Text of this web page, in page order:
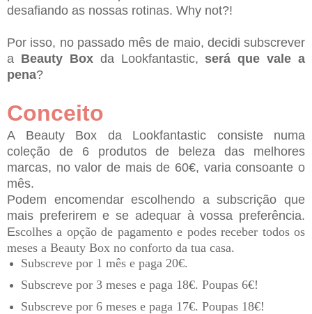
desafiando as nossas rotinas. Why not?!
Por isso, no passado mês de maio, decidi subscrever
a Beauty Boxda Lookfantastic, será que vale a
pena?
Conceito
A Beauty Box da Lookfantastic consiste numa
coleção de 6 produtos de beleza das melhores
marcas, no valor de mais de 60€, varia consoante o
mês.
Podem encomendar escolhendo a subscrição que
mais preferirem e se adequar à vossa preferência.
Escolhes a opção de pagamento e podes receber todos os
meses a Beauty Box no conforto da tua casa.
Subscreve por 1 mês e paga 20€.
Subscreve por 3 meses e paga 18€. Poupas 6€!
Subscreve por 6 meses e paga 17€. Poupas 18€!